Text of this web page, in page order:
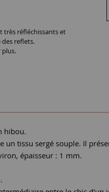
très réfléchissants et
des reflets.
plus.
hibou.
tissu sergé souple. Il
épaisseur : 1 mm.